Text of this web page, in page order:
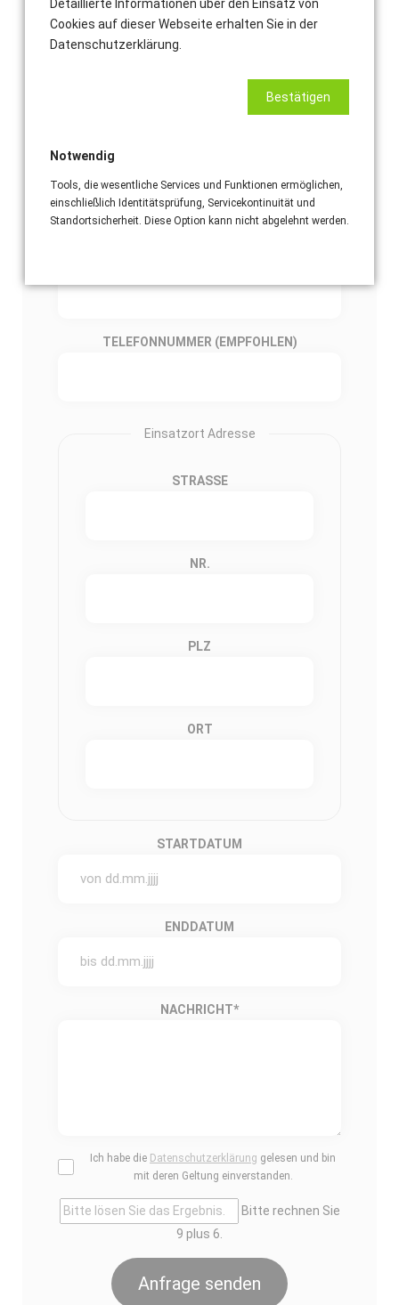
FIRMA
TELEFONNUMMER (EMPFOHLEN)
Einsatzort Adresse
STRASSE
NR.
PLZ
ORT
STARTDATUM
ENDDATUM
NACHRICHT*
Ich habe die Datenschutzerklärung gelesen und bin
mit deren Geltung einverstanden.
Bitte rechnen Sie
9 plus 6.
Anfrage senden
Detaillierte Informationen über den Einsatz von
Cookies auf dieser Webseite erhalten Sie in der
Datenschutzerklärung.
Bestätigen
Notwendig
Tools, die wesentliche Services und Funktionen ermöglichen,
einschließlich Identitätsprüfung, Servicekontinuität und
Standortsicherheit. Diese Option kann nicht abgelehnt werden.